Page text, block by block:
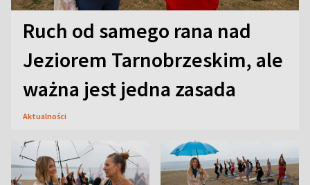
Ruch od samego rana nad
Jeziorem Tarnobrzeskim, ale
ważna jest jedna zasada
Aktualności